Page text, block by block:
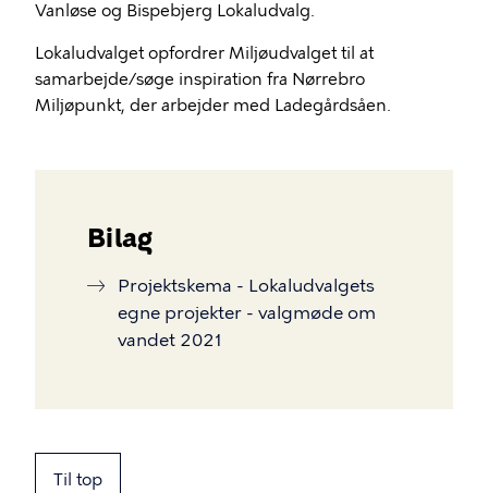
Vanløse og Bispebjerg Lokaludvalg.
Lokaludvalget opfordrer Miljøudvalget til at
samarbejde/søge inspiration fra Nørrebro
Miljøpunkt, der arbejder med Ladegårdsåen.
Bilag
Projektskema - Lokaludvalgets
egne projekter - valgmøde om
vandet 2021
Til top